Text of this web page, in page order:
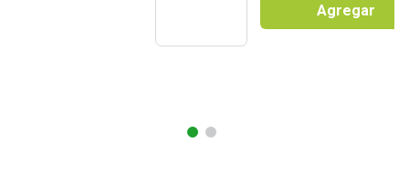
Agregar